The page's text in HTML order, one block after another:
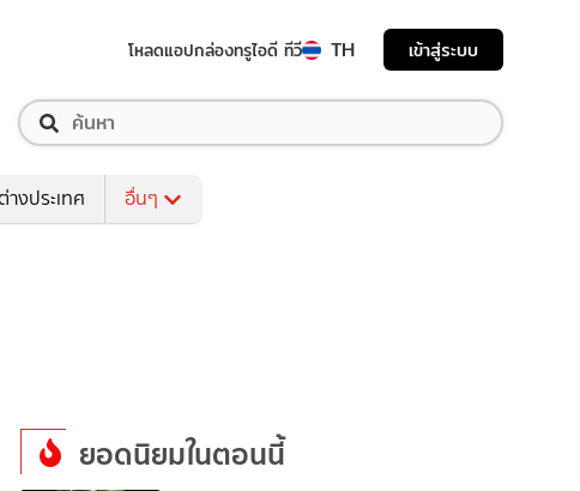
โหลดแอปกล่องทรูไอดี ทีวี TH เข้าสู่ระบบ
างประเทศ อื่นๆ
ยอดนิยมในตอนนี้